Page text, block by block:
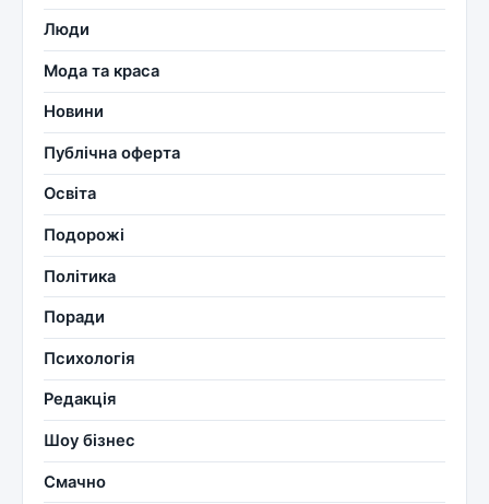
Люди
Мода та краса
Новини
Публічна оферта
Освіта
Подорожі
Політика
Поради
Психологія
Редакція
Шоу бізнес
Смачно